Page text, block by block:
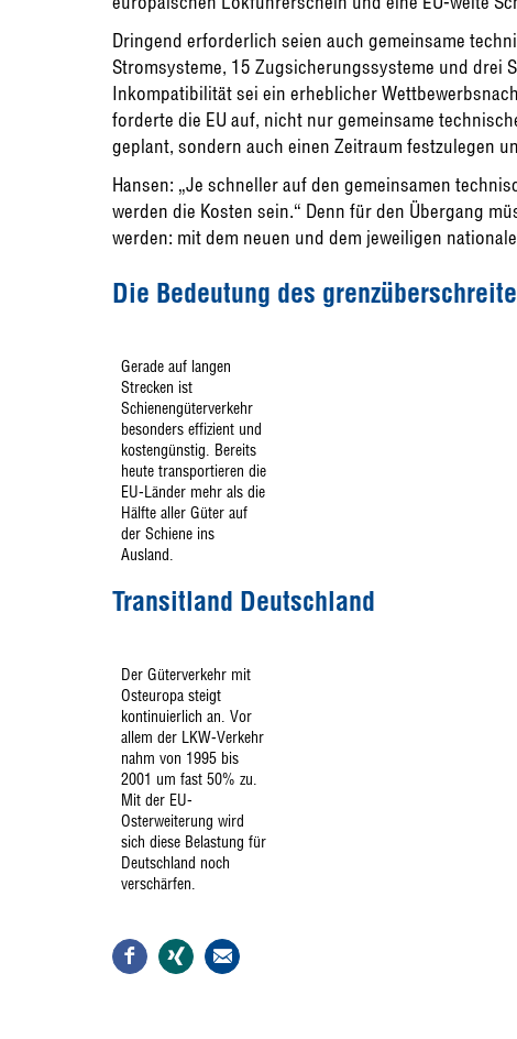
Dringend erforderlich seien auch gemeinsame
Stromsysteme, 15 Zugsicherungssysteme und drei
Inkompatibilität sei ein erheblicher
forderte die EU auf, nicht nur gemeinsame
geplant, sondern auch einen Zeitraum festzulegen
Hansen: „Je schneller auf den gemeinsamen
werden die Kosten sein.“ Denn für den Übergang
werden: mit dem neuen und dem jeweiligen
Die Bedeutung des
Gerade auf langen
Strecken ist
Schienengüterverkehr
besonders effizient und
kostengünstig. Bereits
heute transportieren die
EU-Länder mehr als die
Hälfte aller Güter auf
der Schiene ins
Ausland.
Transitland Deutschland
Der Güterverkehr mit
Osteuropa steigt
kontinuierlich an. Vor
allem der LKW-Verkehr
nahm von 1995 bis
2001 um fast 50% zu.
Mit der EU-
Osterweiterung wird
sich diese Belastung für
Deutschland noch
verschärfen.